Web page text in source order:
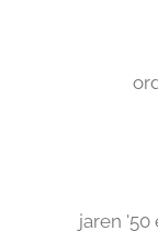
jaren '50